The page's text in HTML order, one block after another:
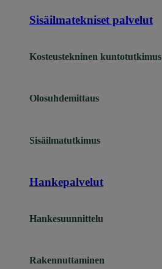
Sisäilmatekniset palvelut
Kosteustekninen kuntotutkimus
Olosuhdemittaus
Sisäilmatutkimus
Hankepalvelut
Hankesuunnittelu
Rakennuttaminen